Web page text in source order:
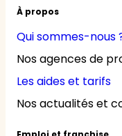
À propos
Qui sommes-nous
Nos agences de
Les aides et tarifs
Nos actualités et